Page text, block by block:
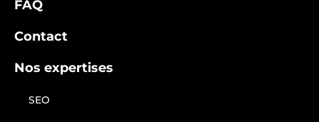
FAQ
Contact
Nos expertises
SEO